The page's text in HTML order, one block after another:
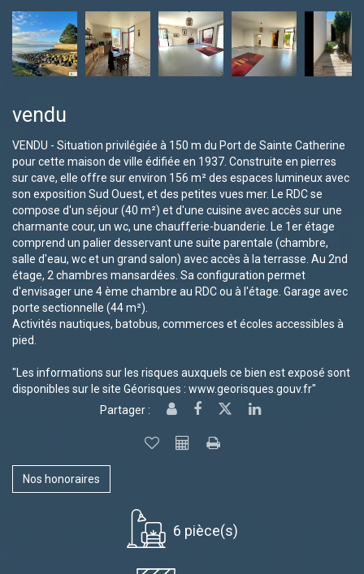
vendu
VENDU - Situation privilégiée à 150 m du Port de Sainte Catherine
pour cette maison de ville édifiée en 1937. Construite en pierres
sur cave, elle offre sur environ 156 m² des espaces lumineux avec
son exposition Sud Ouest, et des petites vues mer. Le RDC se
compose d'un séjour (40 m²) et d'une cuisine avec accès sur une
charmante cour, un wc, une chaufferie-buanderie. Le 1er étage
comprend un palier desservant une suite parentale (chambre,
salle d'eau, wc et un grand salon) avec accès à la terrasse. Au 2nd
étage, 2 chambres mansardées. Sa configuration permet
d'envisager une 4 ème chambre au RDC ou à l'étage. Garage avec
porte sectionnelle (44 m²).
Activités nautiques, batobus, commerces et écoles accessibles à
pied.
"Les informations sur les risques auxquels ce bien est exposé sont
disponibles sur le site Géorisques : www.georisques.gouv.fr"
Partager :
Nos honoraires
6 pièce(s)